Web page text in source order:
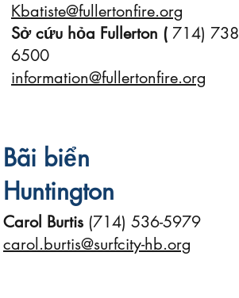
Kbatiste@fullertonfire.org
Sở cứu hỏa Fullerton ( 714)
6500
information@fullertonfire.org
Bãi biển
Huntington
Carol Burtis (714) 536-5979
carol.burtis@surfcity-hb.org